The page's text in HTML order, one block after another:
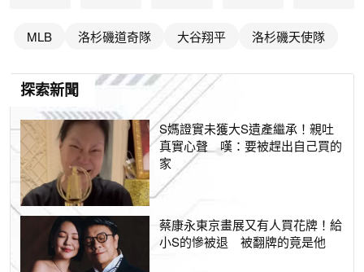
MLB 洛杉磯道奇隊 大谷翔平 洛杉磯天使隊
探索新聞
S媽證實未獲大S遺產繼承！親吐
真實心聲 嘆：要被趕出自己買的
家
蔡康永東京畫展又有人買花牌！給
小S的慘被退 被翻牌的竟是他